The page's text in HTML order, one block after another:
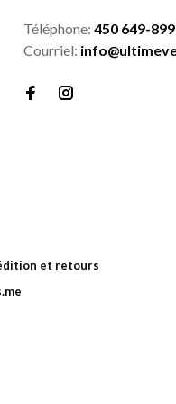
Téléphone: 450 649-
Courriel:
et retours